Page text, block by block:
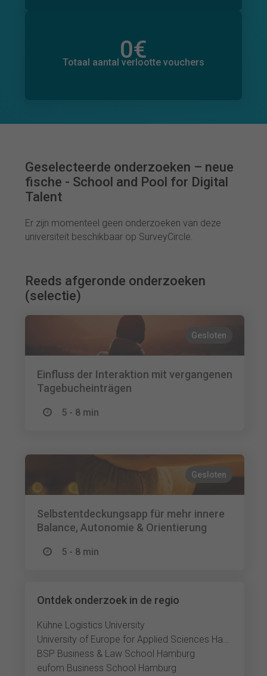
0€
Totaal aantal verlootte vouchers
0€
Totaal bedrag aan toegezegde donaties
Geselecteerde onderzoeken – neue
fische - School and Pool for Digital
Talent
Er zijn momenteel geen onderzoeken van deze
universiteit beschikbaar op SurveyCircle.
Reeds afgeronde onderzoeken
(selectie)
Gesloten
Einfluss der Interaktion mit vergangenen
Tagebucheinträgen
5 - 8 min
Gesloten
Selbstentdeckungsapp für mehr innere
Balance, Autonomie & Orientierung
5 - 8 min
Ontdek onderzoek in de regio
Kühne Logistics University
University of Europe for Applied Sciences Hamburg
BSP Business & Law School Hamburg
eufom Business School Hamburg